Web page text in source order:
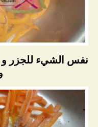
نفس الشيء للجزر و